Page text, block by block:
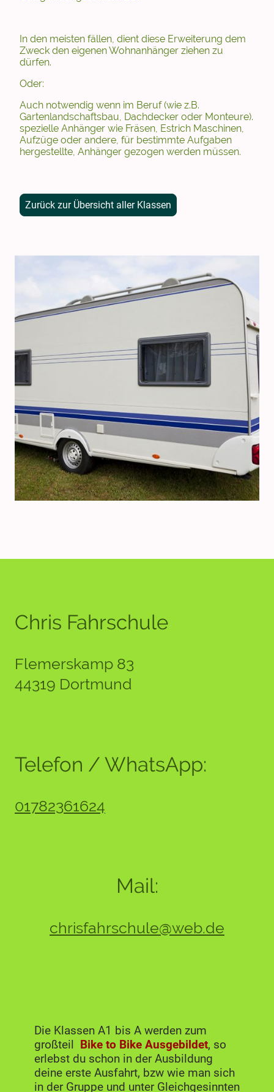
In den meisten fällen, dient diese Erweiterung dem
Zweck den eigenen Wohnanhänger ziehen zu
dürfen.
Oder:
Auch notwendig wenn im Beruf (wie z.B.
Gartenlandschaftsbau, Dachdecker oder Monteure).
spezielle Anhänger wie Fräsen, Estrich Maschinen,
Aufzüge oder andere, für bestimmte Aufgaben
hergestellte, Anhänger gezogen werden müssen.
Zurück zur Übersicht aller Klassen
Chris Fahrschule
Flemerskamp 83
44319 Dortmund
Telefon / WhatsApp:
01782361624
Mail:
chrisfahrschule@web.de
Die Klassen A1 bis A werden zum
großteil Bike to Bike Ausgebildet, so
erlebst du schon in der Ausbildung
deine erste Ausfahrt, bzw wie man sich
in der Gruppe und unter Gleichgesinnten